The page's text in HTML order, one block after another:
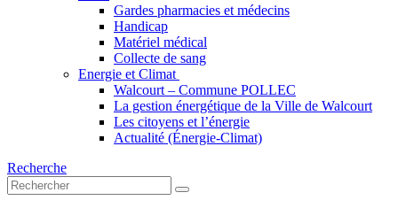
Gardes pharmacies et médecins
Handicap
Matériel médical
Collecte de sang
Energie et Climat
Walcourt – Commune POLLEC
La gestion énergétique de la Ville de Walcourt
Les citoyens et l’énergie
Actualité (Énergie-Climat)
Recherche